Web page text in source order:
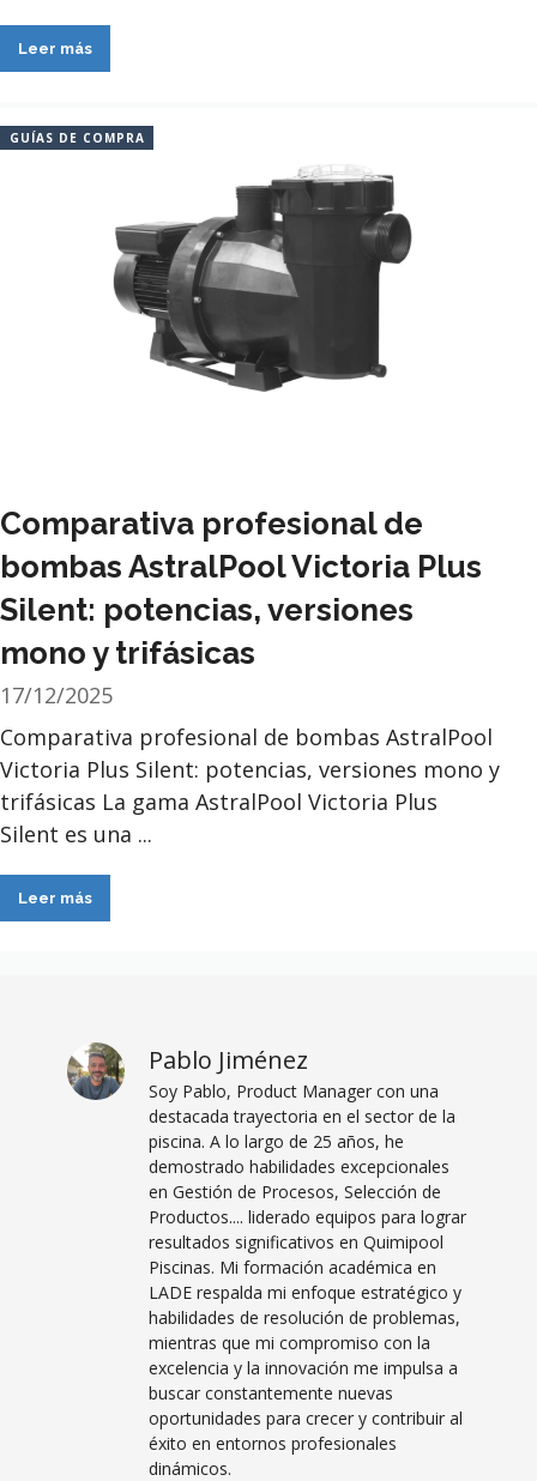
Leer más
GUÍAS DE COMPRA
Comparativa profesional de
bombas AstralPool Victoria Plus
Silent: potencias, versiones
mono y trifásicas
17/12/2025
Comparativa profesional de bombas AstralPool
Victoria Plus Silent: potencias, versiones mono y
trifásicas La gama AstralPool Victoria Plus
Silent es una ...
Leer más
Pablo Jiménez
Soy Pablo, Product Manager con una
destacada trayectoria en el sector de la
piscina. A lo largo de 25 años, he
demostrado habilidades excepcionales
en Gestión de Procesos, Selección de
Productos.... liderado equipos para lograr
resultados significativos en Quimipool
Piscinas. Mi formación académica en
LADE respalda mi enfoque estratégico y
habilidades de resolución de problemas,
mientras que mi compromiso con la
excelencia y la innovación me impulsa a
buscar constantemente nuevas
oportunidades para crecer y contribuir al
éxito en entornos profesionales
dinámicos.